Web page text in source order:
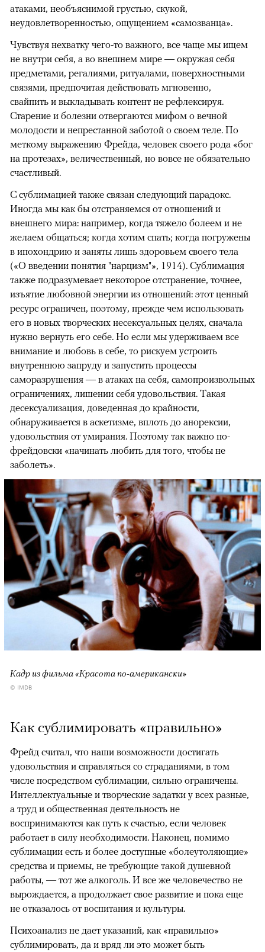
атаками, необъяснимой грустью, скукой,
неудовлетворенностью, ощущением «самозванца».
Чувствуя нехватку чего-то важного, все чаще мы ищем
не внутри себя, а во внешнем мире — окружая себя
предметами, регалиями, ритуалами, поверхностными
связями, предпочитая действовать мгновенно,
свайпить и выкладывать контент не рефлексируя.
Старение и болезни отвергаются мифом о вечной
молодости и непрестанной заботой о своем теле. По
меткому выражению Фрейда, человек своего рода «бог
на протезах», величественный, но вовсе не обязательно
счастливый.
С сублимацией также связан следующий парадокс.
Иногда мы как бы отстраняемся от отношений и
внешнего мира: например, когда тяжело болеем и не
желаем общаться; когда хотим спать; когда погружены
в ипохондрию и заняты лишь здоровьем своего тела
(«О введении понятия "нарцизм"», 1914). Сублимация
также подразумевает некоторое отстранение, точнее,
изъятие любовной энергии из отношений: этот ценный
ресурс ограничен, поэтому, прежде чем использовать
его в новых творческих несексуальных целях, сначала
нужно вернуть его себе. Но если мы удерживаем все
внимание и любовь в себе, то рискуем устроить
внутреннюю запруду и запустить процессы
саморазрушения — в атаках на себя, самопроизвольных
ограничениях, лишении себя удовольствия. Такая
десексуализация, доведенная до крайности,
обнаруживается в аскетизме, вплоть до анорексии,
удовольствия от умирания. Поэтому так важно по-
фрейдовски «начинать любить для того, чтобы не
заболеть».
Кадр из фильма «Красота по-американски»
© IMDB
Как сублимировать «правильно»
Фрейд считал, что наши возможности достигать
удовольствия и справляться со страданиями, в том
числе посредством сублимации, сильно ограничены.
Интеллектуальные и творческие задатки у всех разные,
а труд и общественная деятельность не
воспринимаются как путь к счастью, если человек
работает в силу необходимости. Наконец, помимо
сублимации есть и более доступные «болеутоляющие»
средства и приемы, не требующие такой душевной
работы, — тот же алкоголь. И все же человечество не
вырождается, а продолжает свое развитие и пока еще
не отказалось от воспитания и культуры.
Психоанализ не дает указаний, как «правильно»
сублимировать, да и вряд ли это может быть